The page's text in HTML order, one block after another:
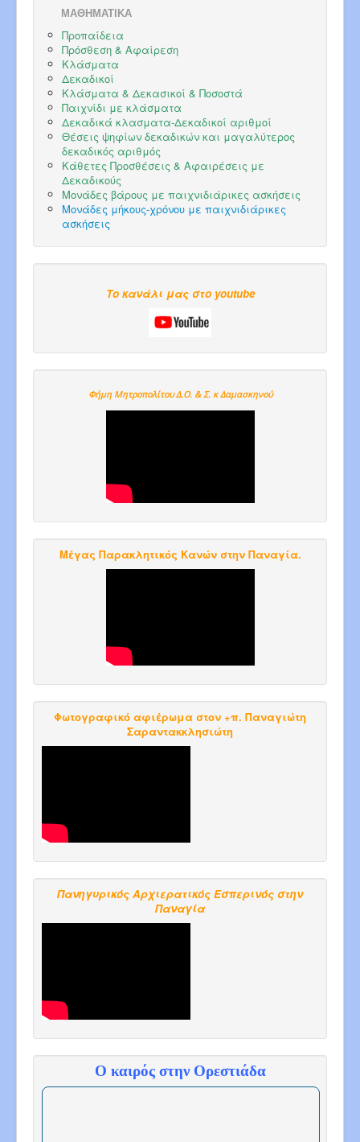
ΜΑΘΗΜΑΤΙΚΑ
Προπαίδεια
Πρόσθεση & Αφαίρεση
Κλάσματα
Δεκαδικοί
Κλάσματα & Δεκασικοί & Ποσοστά
Παιχνίδι με κλάσματα
Δεκαδικά κλασματα-Δεκαδικοί αριθμοί
Θέσεις ψηφίων δεκαδικών και μαγαλύτερος
δεκαδικός αριθμός
Κάθετες Προσθέσεις & Αφαιρέσεις με
Δεκαδικούς
Μονάδες βάρους με παιχνιδιάρικες ασκήσεις
Μονάδες μήκους-χρόνου με παιχνιδιάρικες
ασκήσεις
Το κανάλι μας στο youtube
Φήμη Μητροπολίτου Δ.Ο. & Σ. κ Δαμασκηνού
Μέγας Παρακλητικός Κανών στην Παναγία.
Φωτογραφικό αφιέρωμα στον +π. Παναγιώτη
Σαραντακκλησιώτη
Πανηγυρικός Αρχιερατικός Εσπερινός στην
Παναγία
Ο καιρός στην Ορεστιάδα